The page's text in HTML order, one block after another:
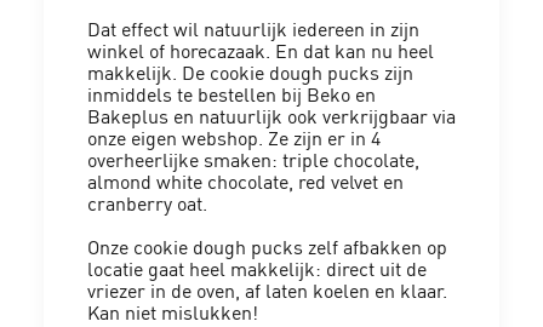
Dat effect wil natuurlijk iedereen in zijn
winkel of horecazaak. En dat kan nu heel
makkelijk. De cookie dough pucks zijn
inmiddels te bestellen bij Beko en
Bakeplus en natuurlijk ook verkrijgbaar via
onze eigen webshop. Ze zijn er in 4
overheerlijke smaken: triple chocolate,
almond white chocolate, red velvet en
cranberry oat.
Onze cookie dough pucks zelf afbakken op
locatie gaat heel makkelijk: direct uit de
vriezer in de oven, af laten koelen en klaar.
Kan niet mislukken!